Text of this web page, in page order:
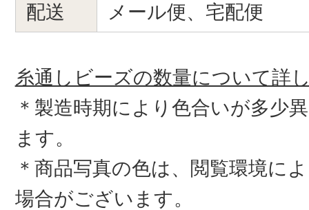
配送
メール便、宅配便
糸通しビーズの数量について詳
＊製造時期により色合いが多少
ます。
＊商品写真の色は、閲覧環境に
場合がございます。